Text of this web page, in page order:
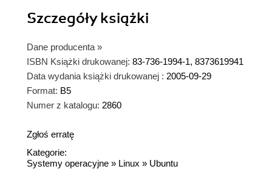
Szczegółyksiążki
Dane producenta »
ISBN Książki drukowanej: 83-736-1994-1, 8373619941
Data wydania książki drukowanej : 2005-09-29
Format: B5
Numer z katalogu: 2860
Zgłoś erratę
Kategorie:
Systemy operacyjne » Linux » Ubuntu